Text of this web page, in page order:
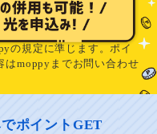
の規定に準じます。ポイ
はmoppyまでお問い合わせ
ポイントGET